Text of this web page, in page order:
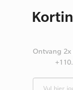
Ontvang